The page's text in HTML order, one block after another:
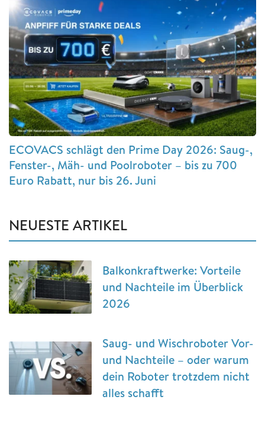
ECOVACS schlägt den Prime Day 2026: Saug-,
Fenster-, Mäh- und Poolroboter – bis zu 700
Euro Rabatt, nur bis 26. Juni
NEUESTE ARTIKEL
Balkonkraftwerke: Vorteile
und Nachteile im Überblick
2026
Saug- und Wischroboter Vor-
und Nachteile – oder warum
dein Roboter trotzdem nicht
alles schafft